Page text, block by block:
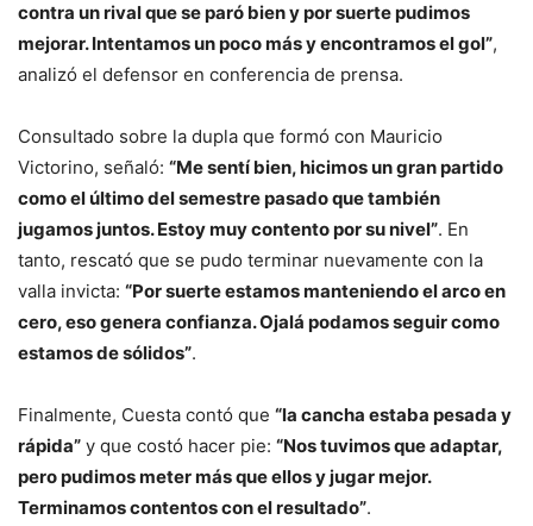
contra un rival que se paró bien y por suerte pudimos
mejorar. Intentamos un poco más y encontramos el gol”,
analizó el defensor en conferencia de prensa.
Consultado sobre la dupla que formó con Mauricio
Victorino, señaló: “Me sentí bien, hicimos un gran partido
como el último del semestre pasado que también
jugamos juntos. Estoy muy contento por su nivel”. En
tanto, rescató que se pudo terminar nuevamente con la
valla invicta: “Por suerte estamos manteniendo el arco en
cero, eso genera confianza. Ojalá podamos seguir como
estamos de sólidos”.
Finalmente, Cuesta contó que “la cancha estaba pesada y
rápida” y que costó hacer pie: “Nos tuvimos que adaptar,
pero pudimos meter más que ellos y jugar mejor.
Terminamos contentos con el resultado”.